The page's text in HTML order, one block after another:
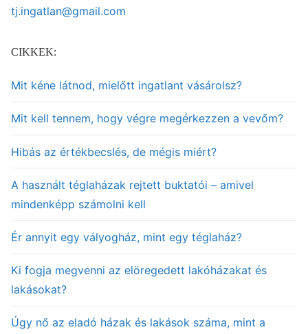
tj.ingatlan@gmail.com
CIKKEK:
Mit kéne látnod, mielőtt ingatlant vásárolsz?
Mit kell tennem, hogy végre megérkezzen a vevőm?
Hibás az értékbecslés, de mégis miért?
A használt téglaházak rejtett buktatói – amivel
mindenképp számolni kell
Ér annyit egy vályogház, mint egy téglaház?
Ki fogja megvenni az elöregedett lakóházakat és
lakásokat?
Úgy nő az eladó házak és lakások száma, mint a